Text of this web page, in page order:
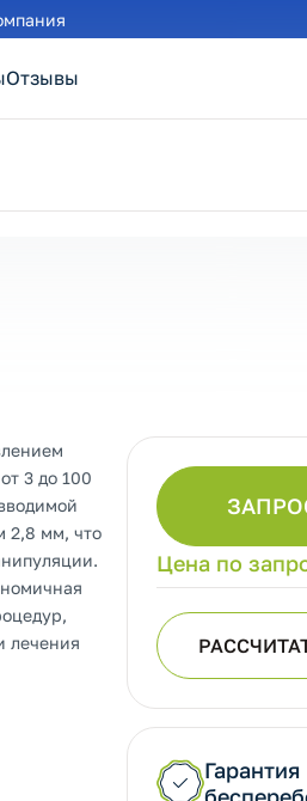
Отзывы
Цена по
Гарантия
3 до 100
2,8 мм, что
лечения